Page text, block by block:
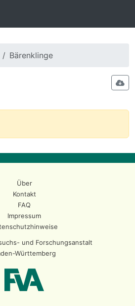
Bärenklinge
Über
Kontakt
FAQ
Impressum
und Forschungsanstalt
Württemberg